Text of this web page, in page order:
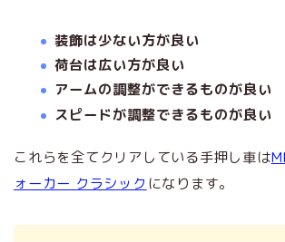
装飾は少ない方が良い
荷台は広い方が良い
アームの調整ができるものが良い
スピードが調整できるものが良い
これらを全てクリアしている手押し車は
ォーカー クラシック になります。